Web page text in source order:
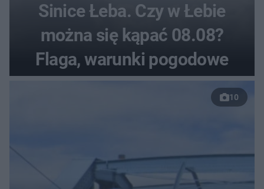
Sinice Łeba. Czy w Łebie
można się kąpać 08.08?
Flaga, warunki pogodowe
10